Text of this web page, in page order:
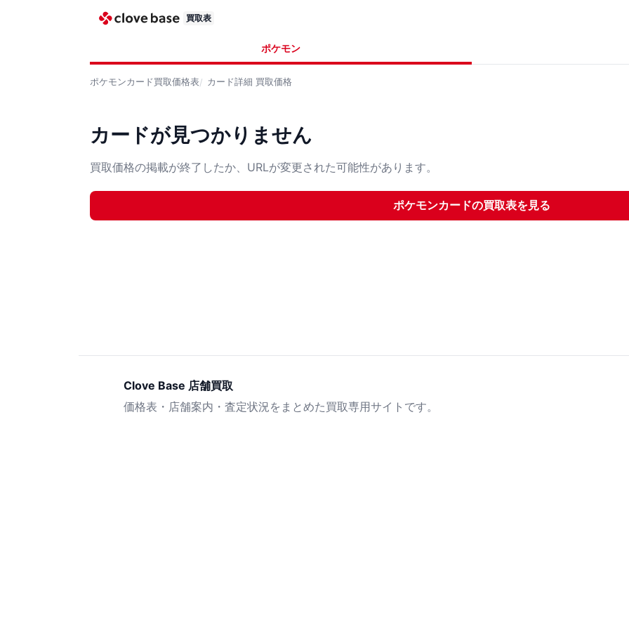
買取表
ポケモン
ポケモンカード買取価格表 カード詳細 買取価格
カードが見つかりません
買取価格の掲載が終了したか、URLが変更された可能性があります。
ポケモンカードの買取表を見る
Clove Base 店舗買取
価格表・店舗案内・査定状況をまとめた買取専用サイトです。